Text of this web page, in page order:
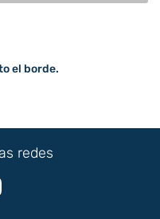
el borde.
redes